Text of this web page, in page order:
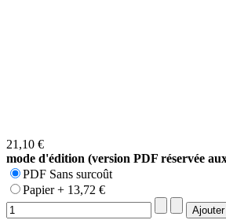
21,10 €
mode d'édition (version PDF réservée
PDF Sans surcoût
Papier + 13,72 €